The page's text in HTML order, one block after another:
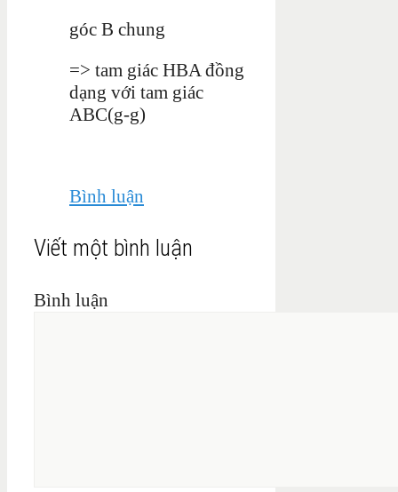
góc B chung
=> tam giác HBA đồng
dạng với tam giác
ABC(g-g)
Bình luận
Viết một bình luận
Bình luận